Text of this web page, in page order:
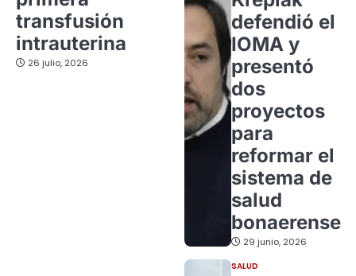
transfusión
intrauterina
26 julio, 2026
defendió el
IOMA y
presentó
dos
proyectos
para
reformar el
sistema de
salud
bonaerense
29 junio, 2026
SALUD